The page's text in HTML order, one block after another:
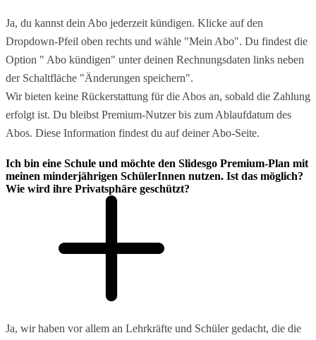
Ja, du kannst dein Abo jederzeit kündigen. Klicke auf den
Dropdown-Pfeil oben rechts und wähle "Mein Abo". Du findest die
Option " Abo kündigen" unter deinen Rechnungsdaten links neben
der Schaltfläche "Änderungen speichern".
Wir bieten keine Rückerstattung für die Abos an, sobald die Zahlung
erfolgt ist. Du bleibst Premium-Nutzer bis zum Ablaufdatum des
Abos. Diese Information findest du auf deiner Abo-Seite.
Ich bin eine Schule und möchte den Slidesgo Premium-Plan mit
meinen minderjährigen SchülerInnen nutzen. Ist das möglich?
Wie wird ihre Privatsphäre geschützt?
Ja, wir haben vor allem an Lehrkräfte und Schüler gedacht, die die